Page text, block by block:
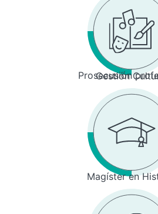
Prosecusión
Gestión
Magíster en